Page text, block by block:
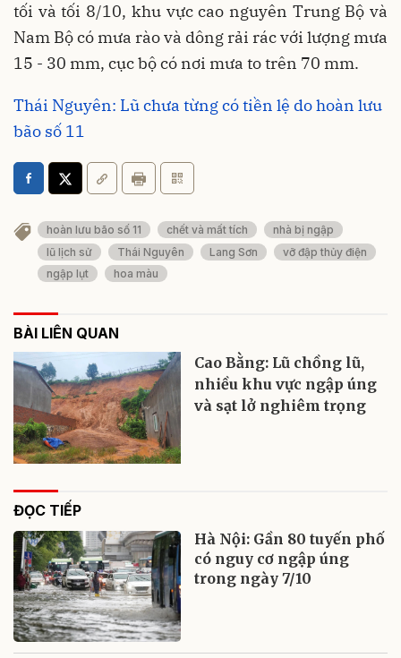
tối và tối 8/10, khu vực cao nguyên Trung Bộ và
Nam Bộ có mưa rào và dông rải rác với lượng mưa
15 - 30 mm, cục bộ có nơi mưa to trên 70 mm.
Thái Nguyên: Lũ chưa từng có tiền lệ do hoàn lưu
bão số 11
hoàn lưu bão số 11 chết và mất tích
nhà bị ngập
lũ lịch sử
Thái Nguyên Lang Sơn
vỡ đập thủy điện
ngập lụt
hoa màu
BÀI LIÊN QUAN
Cao Bằng: Lũ chồng lũ,
nhiều khu vực ngập úng
và sạt lở nghiêm trọng
ĐỌC TIẾP
Hà Nội: Gần 80 tuyến phố
có nguy cơ ngập úng
trong ngày 7/10